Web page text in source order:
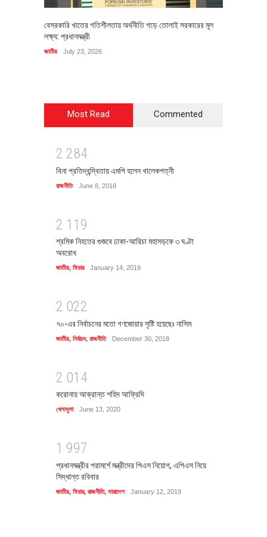
বেসরকারি খাতের গতিশীলতায় অর্থনীতি গড়ে তোলাই সরকারের মূল
লক্ষ্য: প্রধানমন্ত্রী
জাতীয় July 23, 2026
Most Read Commented
2 284
বিনা প্রতিদ্বন্দ্বিতায় এমপি হলেন খালেকপত্নী
রাজনীতি June 8, 2018
2 1 1 9
শ্রমিক নিহতের গুজবে ঢাকা-আরিচা মহাসড়কে ৩ ঘণ্টা
অবরোধ
জাতীয়, ফিচার January 14, 2019
2 022
৭০-এর নির্বাচনের মতো গণজোয়ার সৃষ্টি হয়েছেঃ নাসিম
জাতীয়, নির্বাচন, রাজনীতি December 30, 2018
2 01 4
করোনায় আক্রান্ত শহিদ আফ্রিদি
খেলাধুলা June 13, 2020
1 997
প্রধানমন্ত্রীর পরামর্শে মন্ত্রীদের পিএস নিয়োগ, এপিএস নিয়ে
সিদ্ধান্ত রবিবার
জাতীয়, ফিচার, রাজনীতি, সারাদেশ January 12, 2019